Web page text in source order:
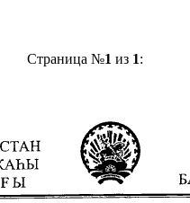
Страница №1 из 1: